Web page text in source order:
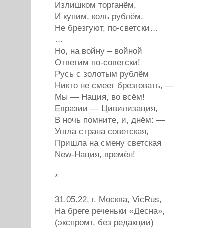
Излишком торганём,
И купим, коль рублём,
Не брезгуют, по-светски…
…
Но, на войну – войной
Ответим по-советски!
Русь с золотым рублём
Никто не смеет брезговать, —
Мы — Нация, во всём!
Евразии — Цивилизация,
В ночь помните, и, днём: —
Ушла страна советская,
Пришла на смену светская
New-Нация, времён!
*
31.05.22, г. Москва, VicRus,
На бреге реченьки «Десна»,
(экспромт, без редакции)